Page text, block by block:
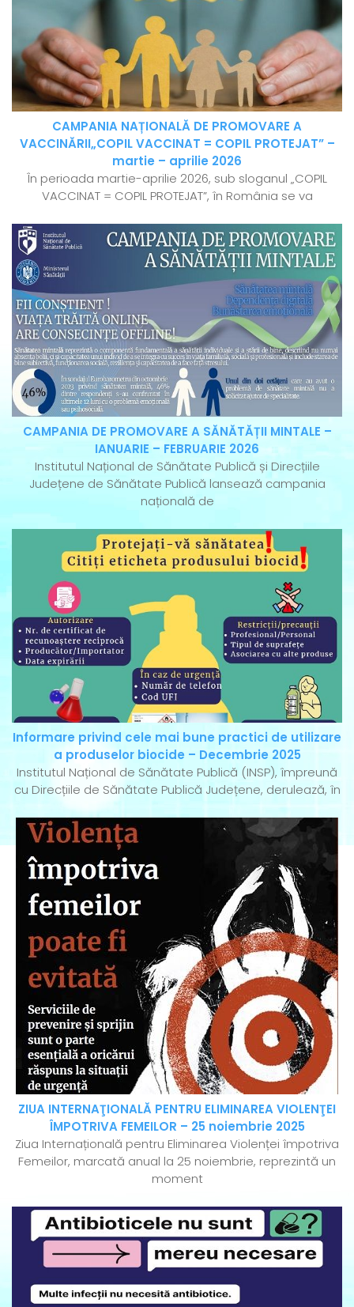
CAMPANIA NAȚIONALĂ DE PROMOVARE A
VACCINĂRII„COPIL VACCINAT = COPIL PROTEJAT” –
martie – aprilie 2026
În perioada martie-aprilie 2026, sub sloganul „COPIL
VACCINAT = COPIL PROTEJAT”, în România se va
CAMPANIA DE PROMOVARE A SĂNĂTĂȚII MINTALE –
IANUARIE – FEBRUARIE 2026
Institutul Național de Sănătate Publică și Direcțiile
Județene de Sănătate Publică lansează campania
națională de
Informare privind cele mai bune practici de utilizare
a produselor biocide – Decembrie 2025
Institutul Național de Sănătate Publică (INSP), împreună
cu Direcțiile de Sănătate Publică Județene, derulează, în
ZIUA INTERNAŢIONALĂ PENTRU ELIMINAREA VIOLENŢEI
ÎMPOTRIVA FEMEILOR – 25 noiembrie 2025
Ziua Internațională pentru Eliminarea Violenței împotriva
Femeilor, marcată anual la 25 noiembrie, reprezintă un
moment